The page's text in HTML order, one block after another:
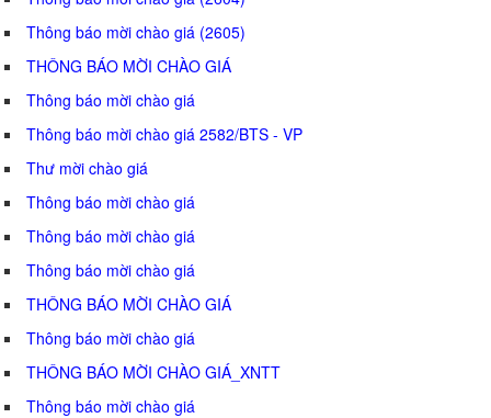
Thông báo mời chào giá (2605)
THÔNG BÁO MỜI CHÀO GIÁ
Thông báo mời chào giá
Thông báo mời chào giá 2582/BTS - VP
Thư mời chào giá
Thông báo mời chào giá
Thông báo mời chào giá
Thông báo mời chào giá
THÔNG BÁO MỜI CHÀO GIÁ
Thông báo mời chào giá
THÔNG BÁO MỜI CHÀO GIÁ_XNTT
Thông báo mời chào giá